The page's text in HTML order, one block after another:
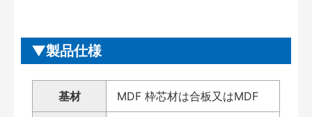
製品仕様
基材 MDF 枠芯材は合板又はMDF